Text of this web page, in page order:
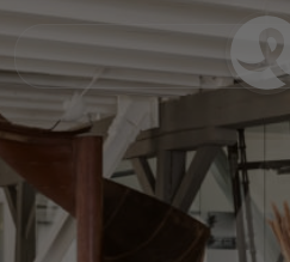
Till
CEO | Chief
Chairman